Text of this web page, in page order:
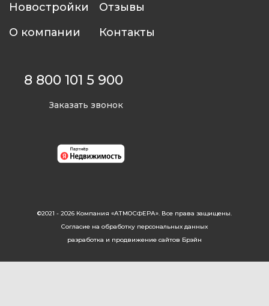
Новостройки
Отзывы
О компании
Контакты
8 800 101 5 900
Заказать звонок
©2021 - 2026 Компания «АТМОСФЕРА». Все права защищены.
Согласие на обработку персональных данных
разработка и продвижение сайтов Брэйн